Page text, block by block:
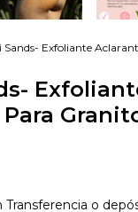
Sands- Exfoliante
Transferencia o